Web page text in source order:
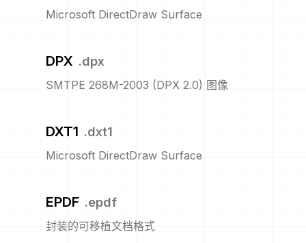
Microsoft DirectDraw Surface
DPX .dpx
SMTPE 268M-2003 (DPX 2.0) 图像
DXT1 .dxt1
Microsoft DirectDraw Surface
EPDF .epdf
封装的可移植文档格式